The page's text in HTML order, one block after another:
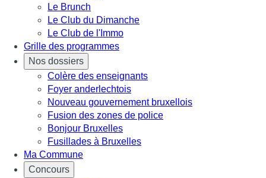
Le Brunch
Le Club du Dimanche
Le Club de l'Immo
Grille des programmes
Nos dossiers
Colère des enseignants
Foyer anderlechtois
Nouveau gouvernement bruxellois
Fusion des zones de police
Bonjour Bruxelles
Fusillades à Bruxelles
Ma Commune
Concours